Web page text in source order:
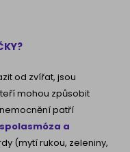
od zvířat, jsou
mohou způsobit
patří
a
(mytí rukou, zeleniny,